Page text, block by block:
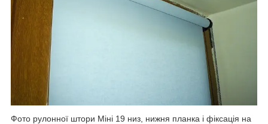
Фото рулонної штори Міні 19 низ, нижня планка і фіксація на